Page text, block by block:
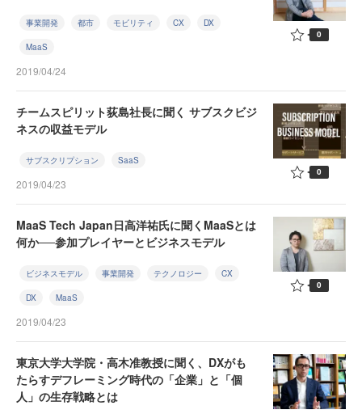
事業開発 都市 モビリティ CX DX
MaaS
2019/04/24
0
チームスピリット荻島社長に聞く サブスクビジ
ネスの収益モデル
サブスクリプション SaaS
2019/04/23
0
MaaS Tech Japan日高洋祐氏に聞くMaaSとは
何か──参加プレイヤーとビジネスモデル
ビジネスモデル 事業開発 テクノロジー CX
DX MaaS
2019/04/23
0
東京大学大学院・高木准教授に聞く、DXがも
たらすデフレーミング時代の「企業」と「個
人」の生存戦略とは